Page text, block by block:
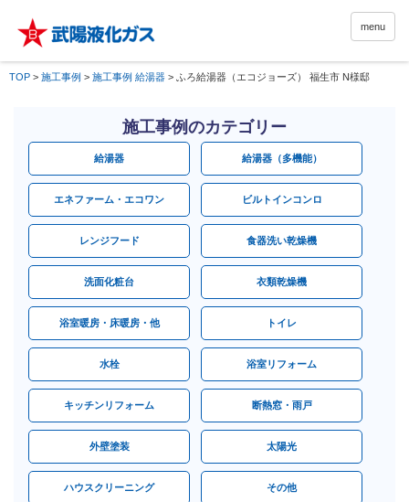
menu
TOP > 施工事例 > 施工事例 給湯器 > ふろ給湯器（エコジョーズ） 福生市 N様邸
施工事例のカテゴリー
給湯器 給湯器（多機能）
エネファーム・エコワン ビルトインコンロ
レンジフード 食器洗い乾燥機
洗面化粧台 衣類乾燥機
浴室暖房・床暖房・他 トイレ
水栓 浴室リフォーム
キッチンリフォーム 断熱窓・雨戸
外壁塗装 太陽光
ハウスクリーニング その他